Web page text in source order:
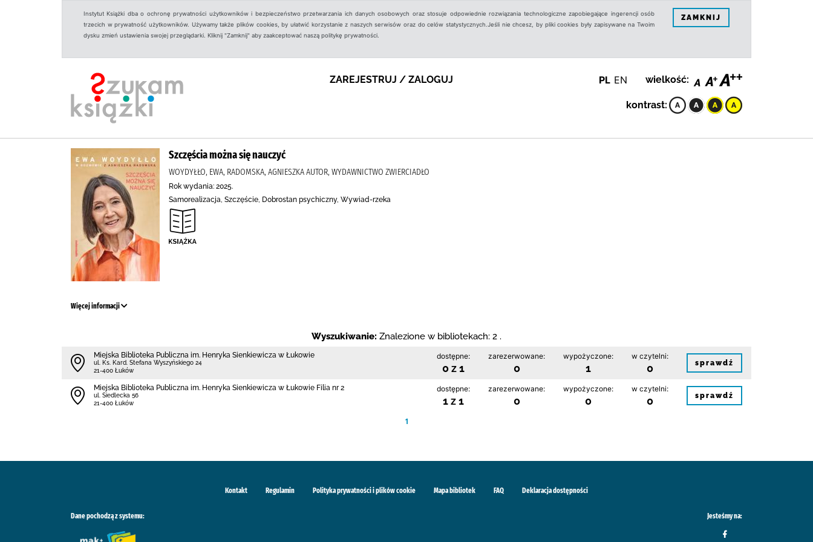
Instytut Książki dba o ochronę prywatności użytkowników i bezpieczeństwo przetwarzania ich danych osobowych oraz stosuje odpowiednie rozwiązania technologiczne zapobiegające ingerencji osób
trzecich w prywatność użytkowników. Używamy także plików cookies, by ułatwić korzystanie z naszych serwisów oraz do celów statystycznych.Jeśli nie chcesz, by pliki cookies były zapisywane na Twoim
dysku zmień ustawienia swojej przeglądarki. Kliknij "Zamknij" aby zaakceptować naszą politykę prywatności.
ZAMKNIJ
ZAREJESTRUJ / ZALOGUJ PL EN wielkość:
kontrast:
Szczęścia można się nauczyć
WOYDYŁŁO, EWA, RADOMSKA, AGNIESZKA AUTOR, WYDAWNICTWO ZWIERCIADŁO
Rok wydania: 2025.
Samorealizacja, Szczęście, Dobrostan psychiczny, Wywiad-rzeka
Więcej informacji
Wyszukiwanie: Znalezione w bibliotekach: 2 .
Miejska Biblioteka Publiczna im. Henryka Sienkiewicza w Łukowie
ul. Ks. Kard. Stefana Wyszyńskiego 24
21-400 Łuków
dostępne:
0 z 1
zarezerwowane:
0
wypożyczone:
1
w czytelni:
0 sprawdź
Miejska Biblioteka Publiczna im. Henryka Sienkiewicza w Łukowie Filia nr 2
ul. Siedlecka 56
21-400 Łuków
dostępne:
1 z 1
zarezerwowane:
0
wypożyczone:
0
w czytelni:
0 sprawdź
1
Kontakt Regulamin Polityka prywatności i plików cookie Mapa bibliotek FAQ Deklaracja dostępności
Dane pochodzą z systemu: Jesteśmy na: